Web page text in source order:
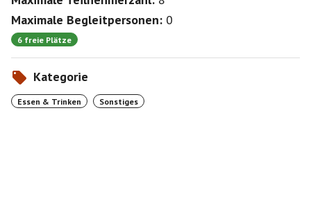
Maximale Begleitpersonen: 0
6 freie Plätze
Kategorie
Essen & Trinken Sonstiges